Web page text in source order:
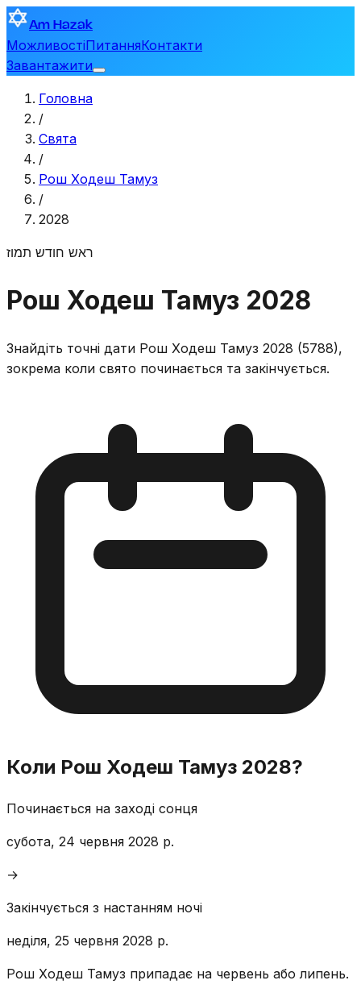
Am Hazak
МожливостіПитанняКонтакти
Завантажити
Головна
/
Свята
/
Рош Ходеш Тамуз
/
2028
ראש חודש תמוז
Рош Ходеш Тамуз 2028
Знайдіть точні дати Рош Ходеш Тамуз 2028 (5788),
зокрема коли свято починається та закінчується.
Коли Рош Ходеш Тамуз 2028?
Починається на заході сонця
субота, 24 червня 2028 р.
→
Закінчується з настанням ночі
неділя, 25 червня 2028 р.
Рош Ходеш Тамуз припадає на червень або липень.